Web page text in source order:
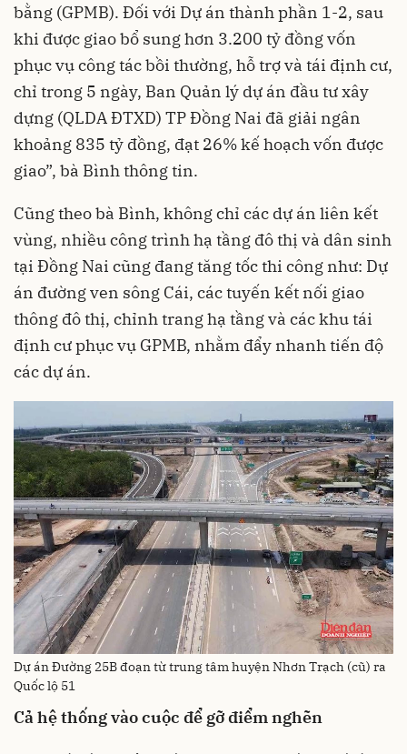
bằng (GPMB). Đối với Dự án thành phần 1-2, sau
khi được giao bổ sung hơn 3.200 tỷ đồng vốn
phục vụ công tác bồi thường, hỗ trợ và tái định cư,
chỉ trong 5 ngày, Ban Quản lý dự án đầu tư xây
dựng (QLDA ĐTXD) TP Đồng Nai đã giải ngân
khoảng 835 tỷ đồng, đạt 26% kế hoạch vốn được
giao”, bà Bình thông tin.
Cũng theo bà Bình, không chỉ các dự án liên kết
vùng, nhiều công trình hạ tầng đô thị và dân sinh
tại Đồng Nai cũng đang tăng tốc thi công như: Dự
án đường ven sông Cái, các tuyến kết nối giao
thông đô thị, chỉnh trang hạ tầng và các khu tái
định cư phục vụ GPMB, nhằm đẩy nhanh tiến độ
các dự án.
Dự án Đường 25B đoạn từ trung tâm huyện Nhơn Trạch (cũ) ra
Quốc lộ 51
Cả hệ thống vào cuộc để gỡ điểm nghẽn